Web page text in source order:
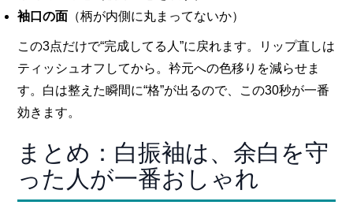
袖口の面 （柄が内側に丸まってないか）
この3点だけで“完成してる人”に戻れます。リップ直しは
ティッシュオフしてから。衿元への色移りを減らせま
す。白は整えた瞬間に“格”が出るので、この30秒が一番
効きます。
まとめ：白振袖は、余白を守
った人が一番おしゃれ